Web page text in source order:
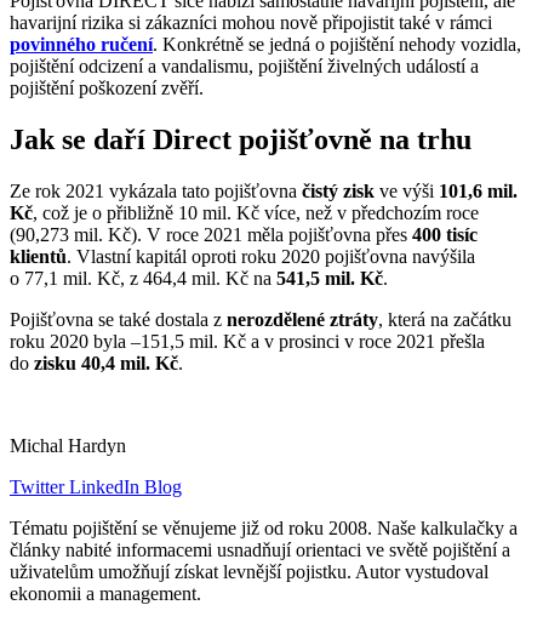
havarijní rizika si zákazníci mohou nově připojistit také v rámci
povinného ručení. Konkrétně se jedná o pojištění nehody vozidla,
pojištění odcizení a vandalismu, pojištění živelných událostí a
pojištění poškození zvěří.
Jak se daří Direct pojišťovně na trhu
Ze rok 2021 vykázala tato pojišťovna čistý zisk ve výši 101,6 mil.
Kč, což je o přibližně 10 mil. Kč více, než v předchozím roce
(90,273 mil. Kč). V roce 2021 měla pojišťovna přes 400 tisíc
klientů. Vlastní kapitál oproti roku 2020 pojišťovna navýšila
o 77,1 mil. Kč, z 464,4 mil. Kč na 541,5 mil. Kč.
Pojišťovna se také dostala z nerozdělené ztráty, která na začátku
roku 2020 byla –151,5 mil. Kč a v prosinci v roce 2021 přešla
do zisku 40,4 mil. Kč.
Michal Hardyn
TwitterLinkedIn Blog
Tématu pojištění se věnujeme již od roku 2008. Naše kalkulačky a
články nabité informacemi usnadňují orientaci ve světě pojištění a
uživatelům umožňují získat levnější pojistku. Autor vystudoval
ekonomii a management.